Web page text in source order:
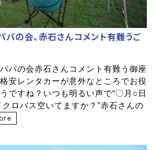
パの会、赤石さんコメント有難うご
パの会赤石さんコメント有難う御座
安レンタカーが意外なところでお役
ですね？いつも明るい声で“〇月○日
ロバス空いてますか？”赤石さんの